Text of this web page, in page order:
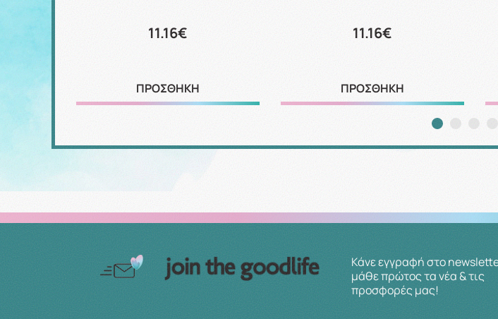
11.16€
ΠΡΟΣΘΗΚΗ
11.16€
ΠΡΟΣΘΗΚΗ
Κάνε εγγραφή στο
μάθε πρώτος τα νέα & τις
προσφορές μας!